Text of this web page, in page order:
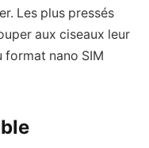
Les plus pressés
aux ciseaux leur
format nano SIM